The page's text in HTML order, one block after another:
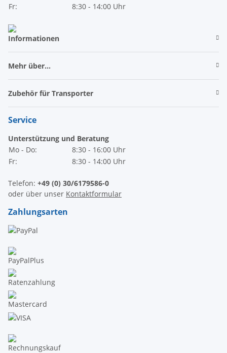
Fr:
8:30 - 14:00 Uhr
Informationen
Mehr über...
Zubehör für Transporter
Service
Unterstützung und Beratung
Mo - Do:
8:30 - 16:00 Uhr
Fr:
8:30 - 14:00 Uhr
Telefon: +49 (0) 30/6179586-0
oder über unser Kontaktformular
Zahlungsarten